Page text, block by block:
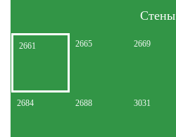
Стены
2661 2665 2669
2684 2688 3031